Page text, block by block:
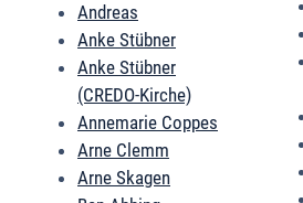
Andreas
Anke Stübner
Anke Stübner
(CREDO-Kirche)
Annemarie Coppes
Arne Clemm
Arne Skagen